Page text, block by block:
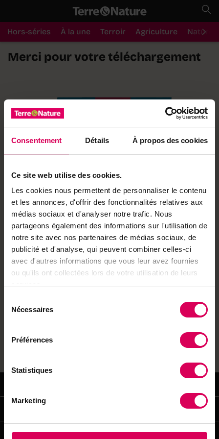
Consentement Détails À propos des cookies
Ce site web utilise des cookies.
Les cookies nous permettent de personnaliser le contenu
et les annonces, d'offrir des fonctionnalités relatives aux
médias sociaux et d'analyser notre trafic. Nous
partageons également des informations sur l'utilisation de
notre site avec nos partenaires de médias sociaux, de
publicité et d'analyse, qui peuvent combiner celles-ci
avec d'autres informations que vous leur avez fournies
ou qu'ils ont collectées lors de votre utilisation de leurs
Nécessaires
Préférences
Statistiques
Marketing
Hors-séries À la une Terroir Agriculture Nature
Merci pour votre téléchargement
Le Hors-série vient de vous être envoyé par e-mail.
→ Découvrir l'univers Terre et Nature
Services